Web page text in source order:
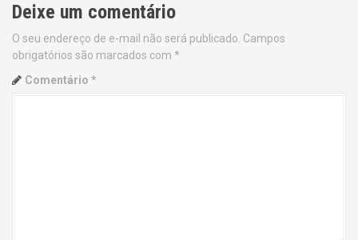
t
n
a
Deixe um comentário
O seu endereço de e-mail não será publicado. Campos
obrigatórios são marcados com *
Comentário *